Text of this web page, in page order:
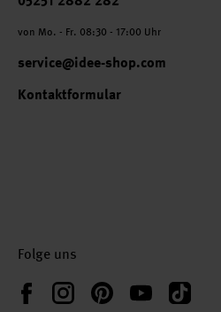
von Mo. - Fr. 08:30 - 17:00 Uhr
service@idee-shop.com
Kontaktformular
Folge uns
FacebookInstagramPinterestYouTubeTikTok